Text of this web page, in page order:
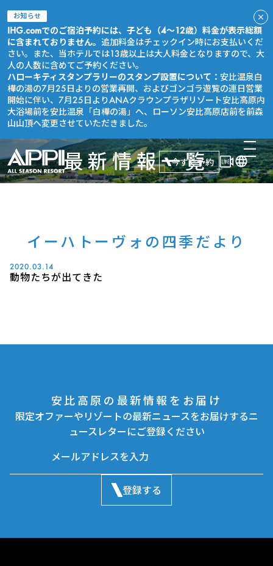
お知らせ
IHG.comでのご宿泊予約には、子ども（4～12歳）料金が表示総額
に含まれておりません。 追加料金はチェックイン時にお支払いくだ
さい。また、当ホテルでは13歳以上は大人料金となりますので、大
人の人数に含めてご予約ください。
ハローキティスタンプラリーのスタンプ設置について： 安比温泉白
樺の湯の7月25日よりの営業再開、およびゴンゴラ遊覧の連日営業
開始に伴い、7月25日よりANAクラウンプラザリゾート安比高原内
大浴場前を安比温泉「白樺の湯」へ、ローソン安比高原店前を前森
山山頂へ変更させていただきました。
今すぐ予約
最新情報一覧
イーハトーヴォの四季だより
2020.03.14
動物たちが出てきた
安比高原の最新情報をお届け
限定オファーやリゾートの最新ニュースをお届けするニ
ュースレターにご登録ください
登録する